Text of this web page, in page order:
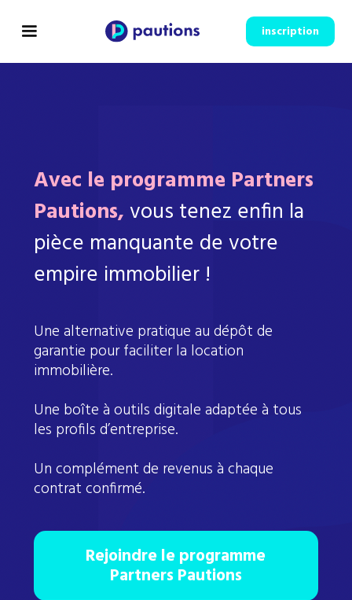
inscription
Avec le programme Partners
Pautions,vous tenez enfin la
pièce manquante de votre
empire immobilier !
Une alternative pratique au dépôt de
garantie pour faciliter la location
immobilière.
Une boîte à outils digitale adaptée à tous
les profils d’entreprise.
Un complément de revenus à chaque
contrat confirmé.
Rejoindre le programme
Partners Pautions